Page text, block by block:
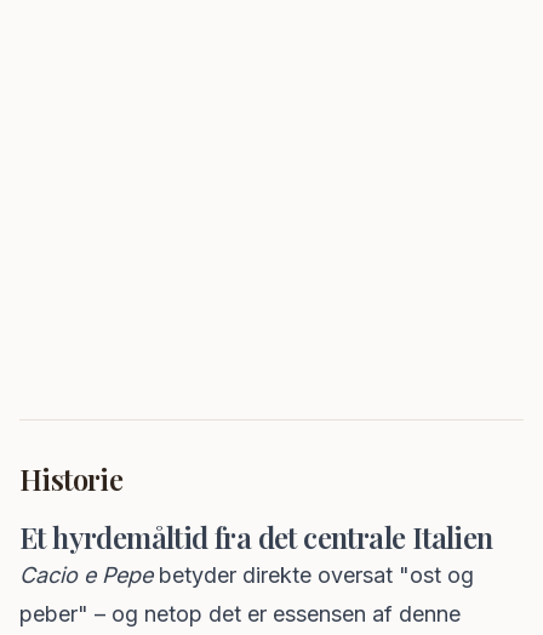
Historie
Et hyrdemåltid fra det centrale Italien
Cacio e Pepebetyder direkte oversat "ost og
peber" – og netop det er essensen af denne